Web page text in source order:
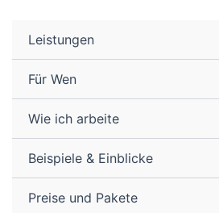
Leistungen
Für Wen
Wie ich arbeite
Beispiele & Einblicke
Preise und Pakete